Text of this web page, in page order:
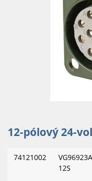
12-pólový 24-
74121002
12S